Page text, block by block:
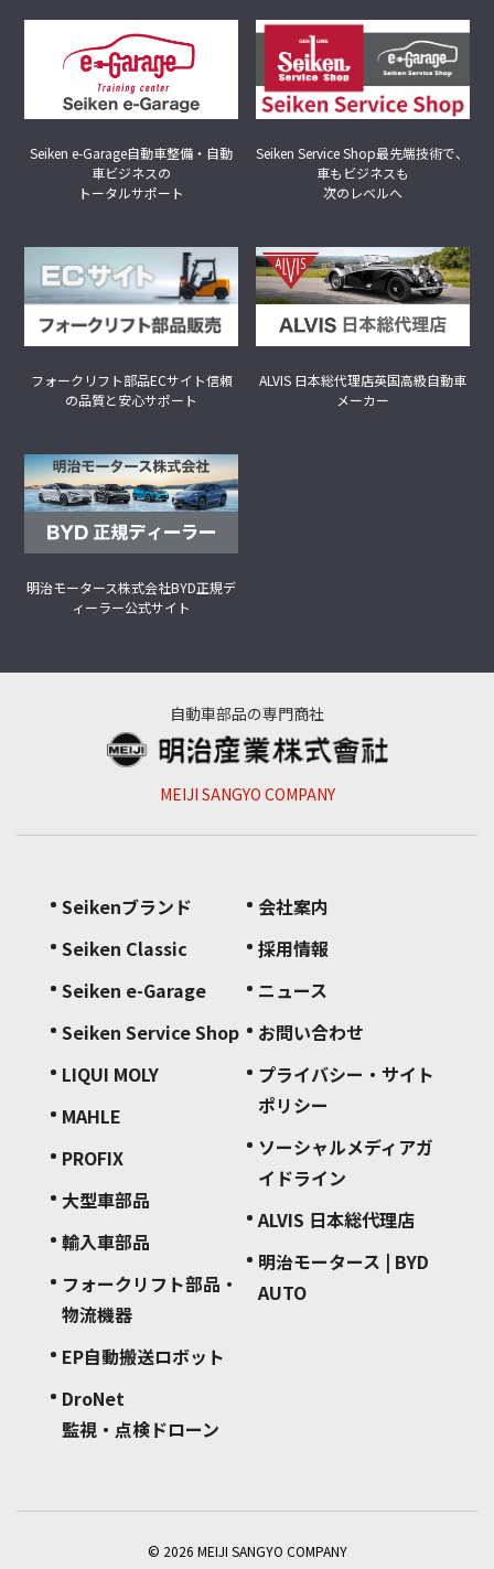
Seiken e-Garage自動車整備・自動
車ビジネスの
トータルサポート
Seiken Service Shop最先端技術で、
車もビジネスも
次のレベルへ
フォークリフト部品ECサイト信頼
の品質と安心サポート
ALVIS 日本総代理店英国高級自動車
メーカー
明治モータース株式会社BYD正規デ
ィーラー公式サイト
自動車部品の専門商社
MEIJI SANGYO COMPANY
Seikenブランド
Seiken Classic
Seiken e-Garage
Seiken Service Shop
LIQUI MOLY
MAHLE
PROFIX
大型車部品
輸入車部品
フォークリフト部品・
物流機器
EP自動搬送ロボット
DroNet
監視・点検ドローン
会社案内
採用情報
ニュース
お問い合わせ
プライバシー・サイト
ポリシー
ソーシャルメディアガ
イドライン
ALVIS 日本総代理店
明治モータース | BYD
AUTO
© 2026 MEIJI SANGYO COMPANY